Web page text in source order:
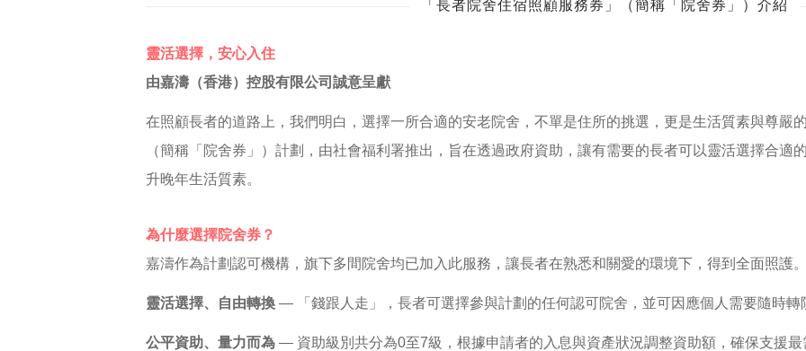
「長者院舍住宿照顧服務券」（簡稱「院舍券」）介紹
靈活選擇，安心入住
由嘉濤（香港）控股有限公司誠意呈獻
在照顧長者的道路上，我們明白，選擇一所合適的安老院舍，不單是住所的挑選，更是生活質素與尊嚴
（簡稱「院舍券」）計劃，由社會福利署推出，旨在透過政府資助，讓有需要的長者可以靈活選擇合適
升晚年生活質素。
為什麼選擇院舍券？
嘉濤作為計劃認可機構，旗下多間院舍均已加入此服務，讓長者在熟悉和關愛的環境下，得到全面照護
靈活選擇、自由轉換 — 「錢跟人走」，長者可選擇參與計劃的任何認可院舍，並可因應個人需要隨時轉
公平資助、量力而為 — 資助級別共分為0至7級，根據申請者的入息與資產狀況調整資助額，確保支援最